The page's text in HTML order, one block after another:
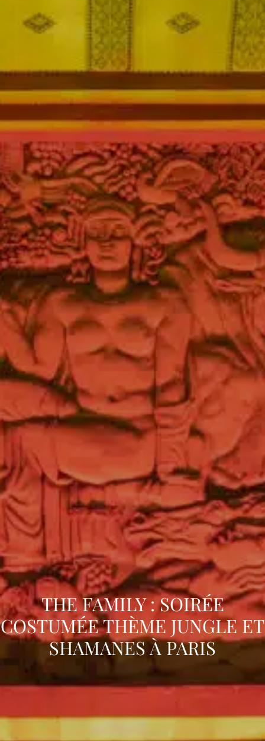
THE FAMILY : SOIRÉE
COSTUMÉE THÈME JUNGLE ET
SHAMANES À PARIS